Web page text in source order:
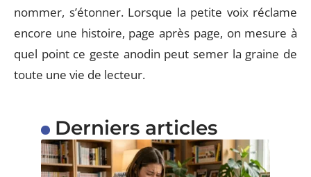
nommer, s’étonner. Lorsque la petite voix réclame
encore une histoire, page après page, on mesure à
quel point ce geste anodin peut semer la graine de
toute une vie de lecteur.
Derniers articles